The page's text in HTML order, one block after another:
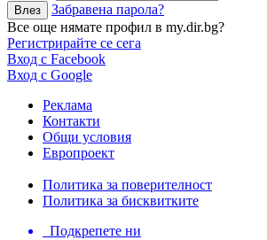
Забравена парола?
Все още нямате профил в my.dir.bg?
Регистрирайте се сега
Вход с Facebook
Вход с Google
Реклама
Контакти
Общи условия
Европроект
Политика за поверителност
Политика за бисквитките
Подкрепете ни